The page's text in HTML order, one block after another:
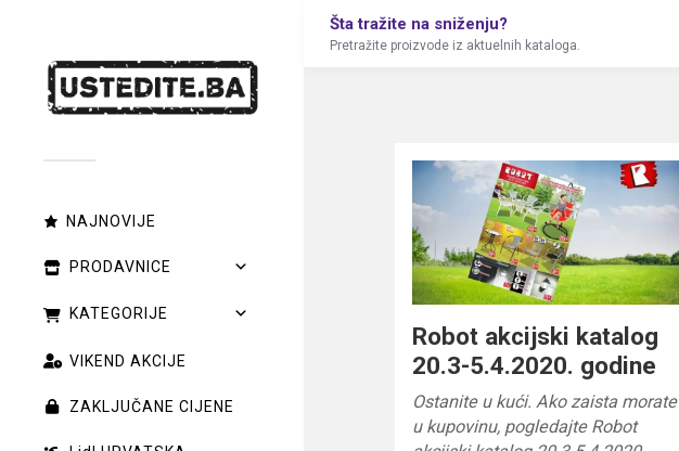
NAJNOVIJE
PRODAVNICE
KATEGORIJE
VIKEND AKCIJE
ZAKLJUČANE CIJENE
Šta tražite na sniženju?
Pretražite proizvode iz aktuelnih kataloga.
Robot akcijski katalog
20.3-5.4.2020. godine
Ostanite u kući. Ako zaista morate
u kupovinu, pogledajte Robot